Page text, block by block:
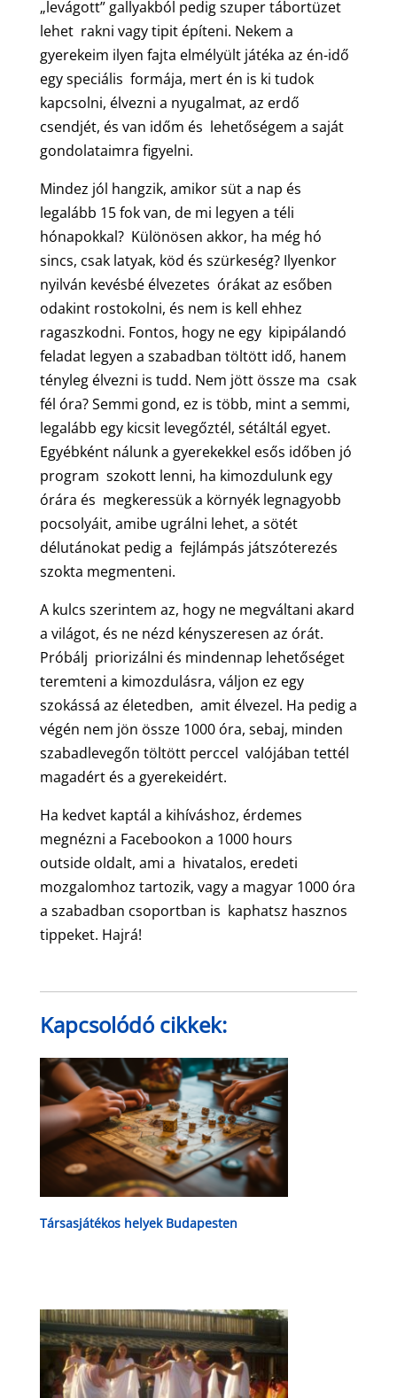
„levágott” gallyakból pedig szuper tábortüzet
lehet rakni vagy tipit építeni. Nekem a
gyerekeim ilyen fajta elmélyült játéka az én-idő
egy speciális formája, mert én is ki tudok
kapcsolni, élvezni a nyugalmat, az erdő
csendjét, és van időm és lehetőségem a saját
gondolataimra figyelni.
Mindez jól hangzik, amikor süt a nap és
legalább 15 fok van, de mi legyen a téli
hónapokkal? Különösen akkor, ha még hó
sincs, csak latyak, köd és szürkeség? Ilyenkor
nyilván kevésbé élvezetes órákat az esőben
odakint rostokolni, és nem is kell ehhez
ragaszkodni. Fontos, hogy ne egy kipipálandó
feladat legyen a szabadban töltött idő, hanem
tényleg élvezni is tudd. Nem jött össze ma csak
fél óra? Semmi gond, ez is több, mint a semmi,
legalább egy kicsit levegőztél, sétáltál egyet.
Egyébként nálunk a gyerekekkel esős időben jó
program szokott lenni, ha kimozdulunk egy
órára és megkeressük a környék legnagyobb
pocsolyáit, amibe ugrálni lehet, a sötét
délutánokat pedig a fejlámpás játszóterezés
szokta megmenteni.
A kulcs szerintem az, hogy ne megváltani akard
a világot, és ne nézd kényszeresen az órát.
Próbálj priorizálni és mindennap lehetőséget
teremteni a kimozdulásra, váljon ez egy
szokássá az életedben, amit élvezel. Ha pedig a
végén nem jön össze 1000 óra, sebaj, minden
szabadlevegőn töltött perccel valójában tettél
magadért és a gyerekeidért.
Ha kedvet kaptál a kihíváshoz, érdemes
megnézni a Facebookon a 1000 hours
outside oldalt, ami a hivatalos, eredeti
mozgalomhoz tartozik, vagy a magyar 1000 óra
a szabadban csoportban is kaphatsz hasznos
tippeket. Hajrá!
Kapcsolódó cikkek:
Társasjátékos helyek Budapesten